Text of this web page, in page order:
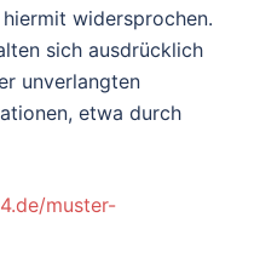
widersprochen.
sich ausdrücklich
unverlangten
etwa durch
muster-